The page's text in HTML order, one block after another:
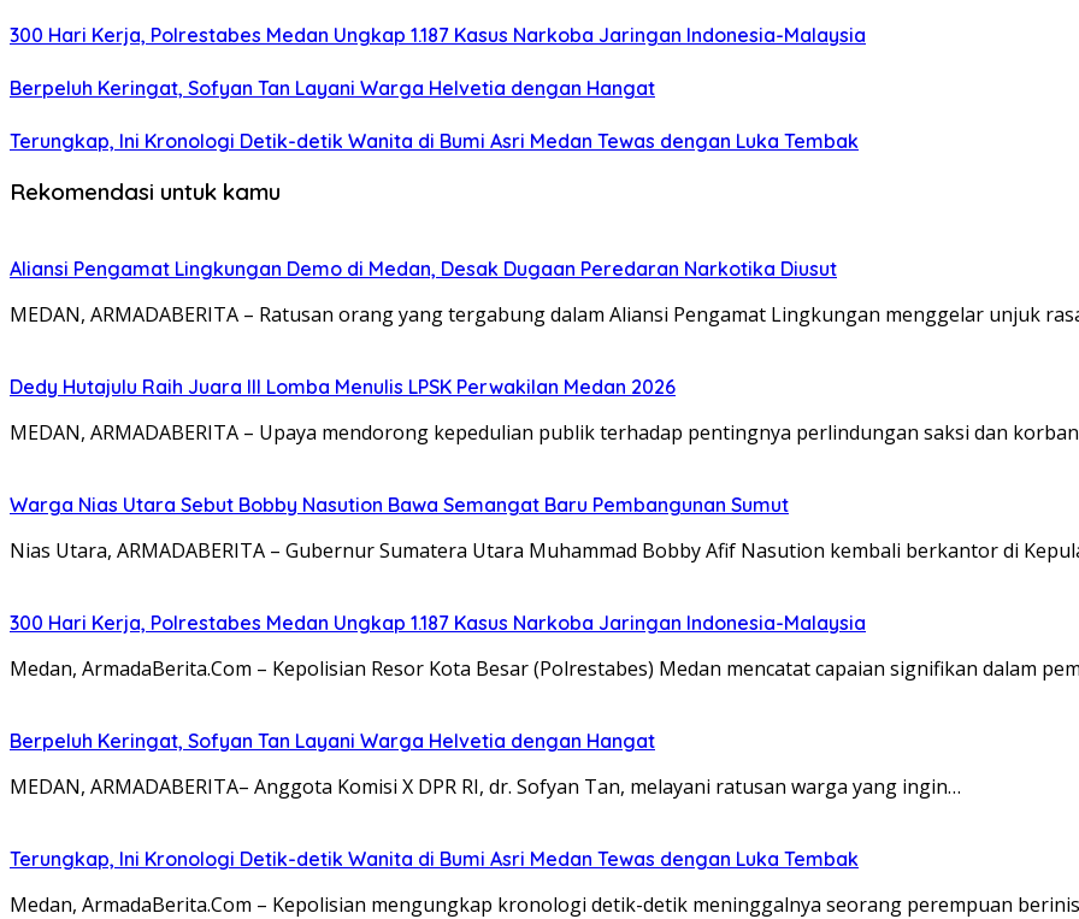
300 Hari Kerja, Polrestabes Medan Ungkap 1.187 Kasus Narkoba Jaringan Indonesia-Malaysia
Berpeluh Keringat, Sofyan Tan Layani Warga Helvetia dengan Hangat
Terungkap, Ini Kronologi Detik-detik Wanita di Bumi Asri Medan Tewas dengan Luka Tembak
Rekomendasi untuk kamu
Aliansi Pengamat Lingkungan Demo di Medan, Desak Dugaan Peredaran Narkotika Diusut
MEDAN, ARMADABERITA – Ratusan orang yang tergabung dalam Aliansi Pengamat Lingkungan menggelar unjuk
Dedy Hutajulu Raih Juara III Lomba Menulis LPSK Perwakilan Medan 2026
MEDAN, ARMADABERITA – Upaya mendorong kepedulian publik terhadap pentingnya perlindungan saksi dan
Warga Nias Utara Sebut Bobby Nasution Bawa Semangat Baru Pembangunan Sumut
Nias Utara, ARMADABERITA – Gubernur Sumatera Utara Muhammad Bobby Afif Nasution kembali berkantor di
300 Hari Kerja, Polrestabes Medan Ungkap 1.187 Kasus Narkoba Jaringan Indonesia-Malaysia
Medan, ArmadaBerita.Com – Kepolisian Resor Kota Besar (Polrestabes) Medan mencatat capaian signifikan dalam
Berpeluh Keringat, Sofyan Tan Layani Warga Helvetia dengan Hangat
MEDAN, ARMADABERITA– Anggota Komisi X DPR RI, dr. Sofyan Tan, melayani ratusan warga yang ingin…
Terungkap, Ini Kronologi Detik-detik Wanita di Bumi Asri Medan Tewas dengan Luka Tembak
Medan, ArmadaBerita.Com – Kepolisian mengungkap kronologi detik-detik meninggalnya seorang perempuan